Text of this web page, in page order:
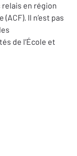
relais en région
Il n’est pas
de l’École et